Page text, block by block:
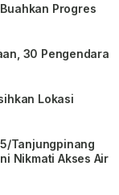
Progres
30 Pengendara
Lokasi
Tanjungpinang
Nikmati Akses Air